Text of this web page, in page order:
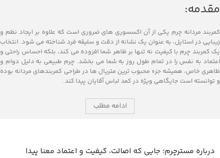
مقدمه:
کمربند مردانه چرم یکی از آن اکسسوری ‌های ضروری است که علاوه بر ایجاد نظم و
زیبایی در استایل، به عنوان یک نشانه از دقت و سلیقه فرد شناخته می ‌شود. انتخاب
یک کمربند چرم با کیفیت نه تنها بر ظاهر شما افزوده می‌ کند، بلکه احساس راحتی و
اعتماد به نفس را در تمام طول روز به شما می‌ بخشد. چرم طبیعی به دلیل دوام و
ظاهری خاص، همیشه جزء محبوب‌ ترین متریال ‌ها در طراحی کمربندهای مردانه بوده
و توانسته است جایگاهی ویژه در کمد لباس آقایان پیدا کند.
ادامه مطلب
درباره مسترچرم؛ جایی که اصالت، کیفیت و اعتماد معنا پیدا